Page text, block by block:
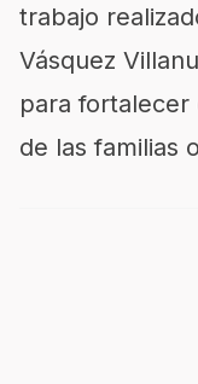
trabajo
Vásquez
para fortalecer
de las familias